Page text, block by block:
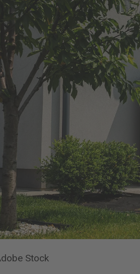
Stock